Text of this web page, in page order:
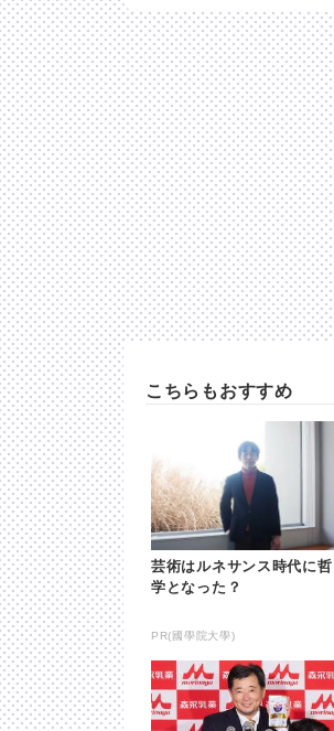
こちらもおすすめ
芸術はルネサンス時代に哲
学となった？
PR(國學院大學)